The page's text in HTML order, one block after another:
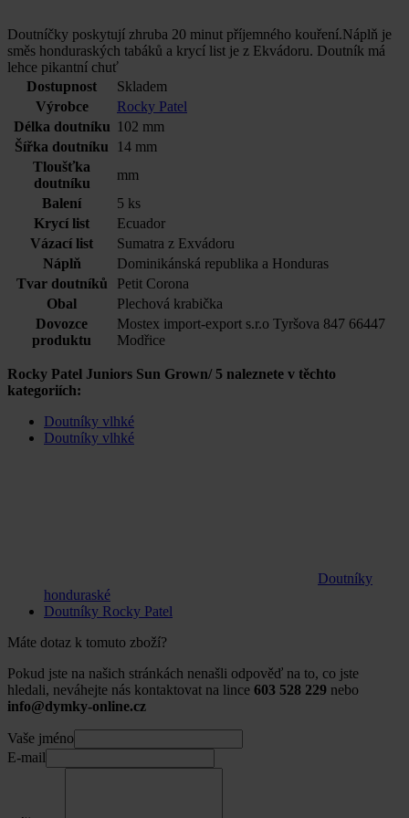
Doutníčky poskytují zhruba 20 minut příjemného kouření.Náplň je
směs honduraských tabáků a krycí list je z Ekvádoru. Doutník má
lehce pikantní chuť
Dostupnost
Skladem
Výrobce
Rocky Patel
Délka doutníku 102 mm
Šířka doutníku
14 mm
Tloušťka
doutníku
mm
Balení
5 ks
Krycí list
Ecuador
Vázací list
Sumatra z Exvádoru
Náplň
Dominikánská republika a Honduras
Tvar doutníků
Petit Corona
Obal
Plechová krabička
Dovozce
produktu
Mostex import-export s.r.o Tyršova 847 66447
Modřice
Rocky Patel Juniors Sun Grown/ 5 naleznete v těchto
kategoriích:
Doutníky vlhké
Doutníky vlhké
Doutníky
honduraské
Doutníky Rocky Patel
Máte dotaz k tomuto zboží?
Pokud jste na našich stránkách nenašli odpověď na to, co jste
hledali, neváhejte nás kontaktovat na lince 603 528 229 nebo
info@dymky-online.cz
Vaše jméno
E-mail